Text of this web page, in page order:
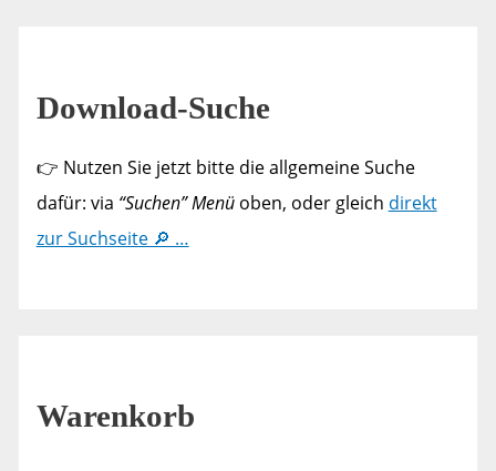
Download-Suche
👉 Nutzen Sie jetzt bitte die allgemeine Suche
dafür: via “Suchen” Menüoben, oder gleich direkt
zur Suchseite 🔎 …
Warenkorb